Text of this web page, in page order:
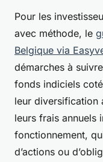
Pour les
avec méthode, le
Belgique via
démarches à
fonds indiciels
leur diversification
leurs frais annuels
fonctionnement,
d’actions ou